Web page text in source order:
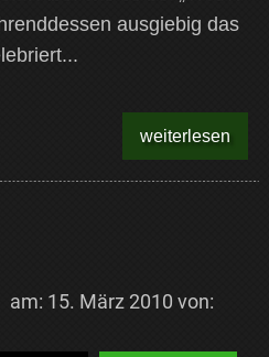
ausgiebig das
weiterlesen
am: 15. März 2010 von: